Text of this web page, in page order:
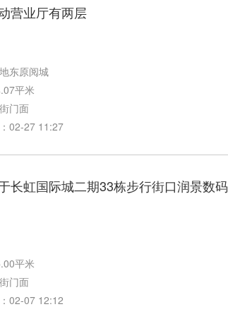
营业厅有两层
东原阅城
平米
门面
02-27 11:27
长虹国际城二期33栋步行街口润景数码
平米
门面
02-07 12:12